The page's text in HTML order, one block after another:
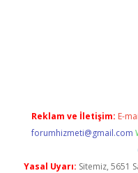
Reklam ve İletişim: E-
forumhizmeti@gmail.com
Yasal Uyarı: Sitemiz, 5651